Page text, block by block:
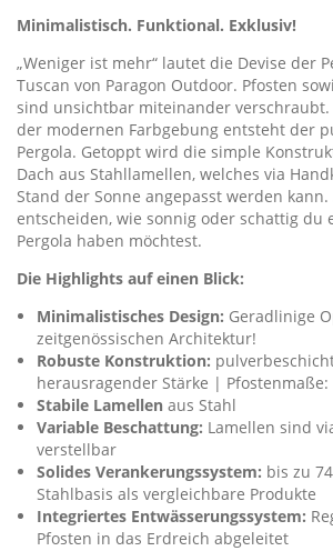
Minimalistisch. Funktional. Exklusiv!
„Weniger ist mehr“ lautet die Devise der
Tuscan von Paragon Outdoor. Pfosten
sind unsichtbar miteinander
der modernen Farbgebung entsteht der
Pergola. Getoppt wird die simple
Dach aus Stahllamellen, welches via
Stand der Sonne angepasst werden
entscheiden, wie sonnig oder schattig du
Pergola haben möchtest.
Die Highlights auf einen Blick:
Minimalistisches Design: Geradlinige
zeitgenössischen Architektur!
Robuste Konstruktion:
herausragender Stärke | Pfostenmaße:
Stabile Lamellen aus Stahl
Variable Beschattung: Lamellen sind
verstellbar
Solides Verankerungssystem: bis zu
Stahlbasis als vergleichbare Produkte
Integriertes Entwässerungssystem:
Pfosten in das Erdreich abgeleitet